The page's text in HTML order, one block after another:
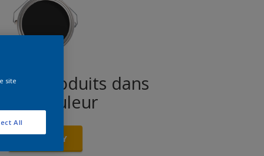
des produits dans
cette couleur
ALLONS-Y
site
All